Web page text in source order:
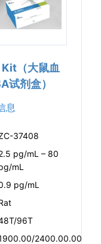
（大鼠血
试剂盒）
息
37408
pg/mL – 80
mL
pg/mL
96T
2400.00.00